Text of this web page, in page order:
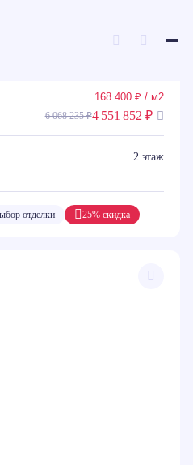
168 400 ₽ / м2
6 068 235 ₽4 551 852 ₽
2 этаж
25% скидка
отделки